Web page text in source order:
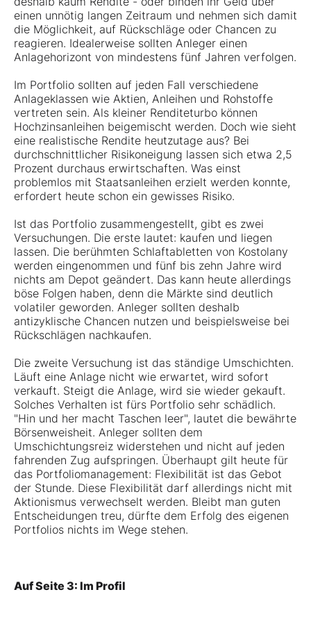
einen unnötig langen Zeitraum und nehmen sich damit
die Möglichkeit, auf Rückschläge oder Chancen zu
reagieren. Idealerweise sollten Anleger einen
Anlagehorizont von mindestens fünf Jahren verfolgen.
Im Portfolio sollten auf jeden Fall verschiedene
Anlageklassen wie Aktien, Anleihen und Rohstoffe
vertreten sein. Als kleiner Renditeturbo können
Hochzinsanleihen beigemischt werden. Doch wie sieht
eine realistische Rendite heutzutage aus? Bei
durchschnittlicher Risikoneigung lassen sich etwa 2,5
Prozent durchaus erwirtschaften. Was einst
problemlos mit Staatsanleihen erzielt werden konnte,
erfordert heute schon ein gewisses Risiko.
Ist das Portfolio zusammengestellt, gibt es zwei
Versuchungen. Die erste lautet: kaufen und liegen
lassen. Die berühmten Schlaftabletten von Kostolany
werden eingenommen und fünf bis zehn Jahre wird
nichts am Depot geändert. Das kann heute allerdings
böse Folgen haben, denn die Märkte sind deutlich
volatiler geworden. Anleger sollten deshalb
antizyklische Chancen nutzen und beispielsweise bei
Rückschlägen nachkaufen.
Die zweite Versuchung ist das ständige Umschichten.
Läuft eine Anlage nicht wie erwartet, wird sofort
verkauft. Steigt die Anlage, wird sie wieder gekauft.
Solches Verhalten ist fürs Portfolio sehr schädlich.
"Hin und her macht Taschen leer", lautet die bewährte
Börsenweisheit. Anleger sollten dem
Umschichtungsreiz widerstehen und nicht auf jeden
fahrenden Zug aufspringen. Überhaupt gilt heute für
das Portfoliomanagement: Flexibilität ist das Gebot
der Stunde. Diese Flexibilität darf allerdings nicht mit
Aktionismus verwechselt werden. Bleibt man guten
Entscheidungen treu, dürfte dem Erfolg des eigenen
Portfolios nichts im Wege stehen.
Auf Seite 3: Im Profil